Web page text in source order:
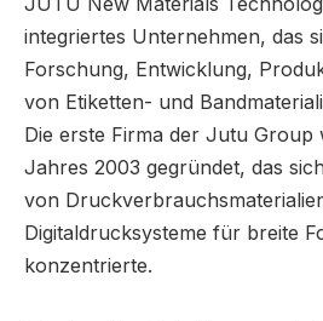
integriertes Unternehmen, das
Forschung, Entwicklung,
von Etiketten- und
Die erste Firma der Jutu Group
Jahres 2003 gegründet, das
von
Digitaldrucksysteme für breite
konzentrierte.